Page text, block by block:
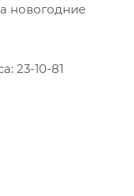
новогодние
23-10-81